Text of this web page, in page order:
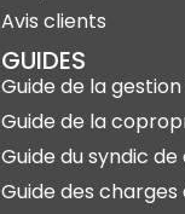
Avis clients
GUIDES
Guide de la
Guide de la
Guide du syndic
Guide des